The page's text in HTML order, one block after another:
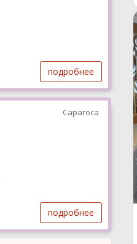
подробнее
Сарагоса
подробнее